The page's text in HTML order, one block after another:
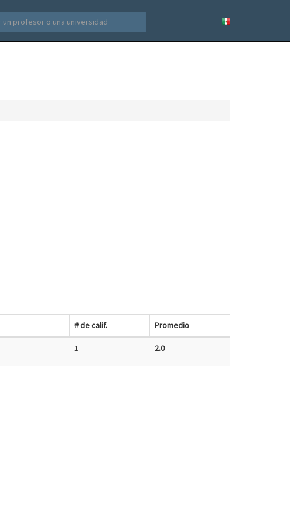
# de calif. Promedio
1 2.0